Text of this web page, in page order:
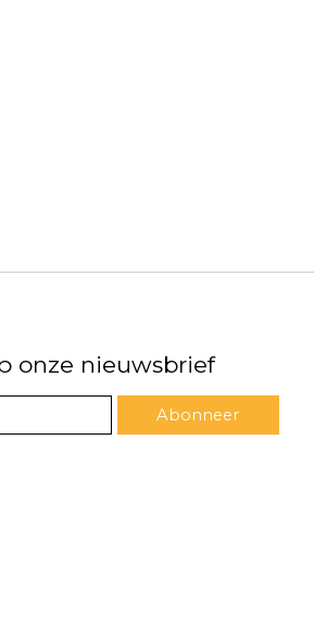
onze nieuwsbrief
Abonneer